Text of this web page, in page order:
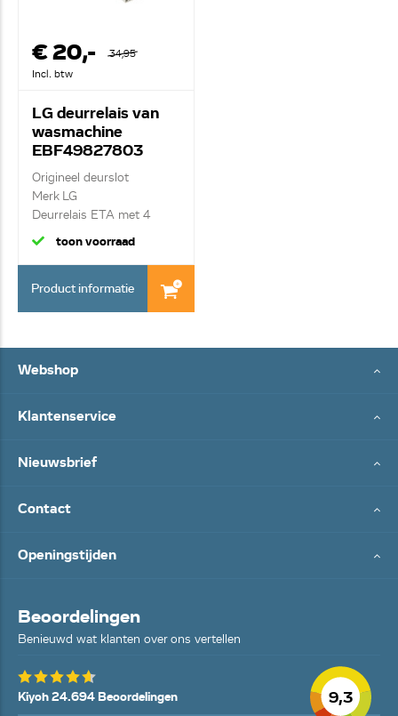
€ 20,-
34,95
Incl. btw
LG deurrelais van
wasmachine
EBF49827803
Origineel deurslot
Merk LG
Deurrelais ETA met 4
kontakte...
toon voorraad
Product informatie
Webshop
Klantenservice
Nieuwsbrief
Contact
Openingstijden
Beoordelingen
Benieuwd wat klanten over ons vertellen
9,3
Kiyoh 24.694 Beoordelingen